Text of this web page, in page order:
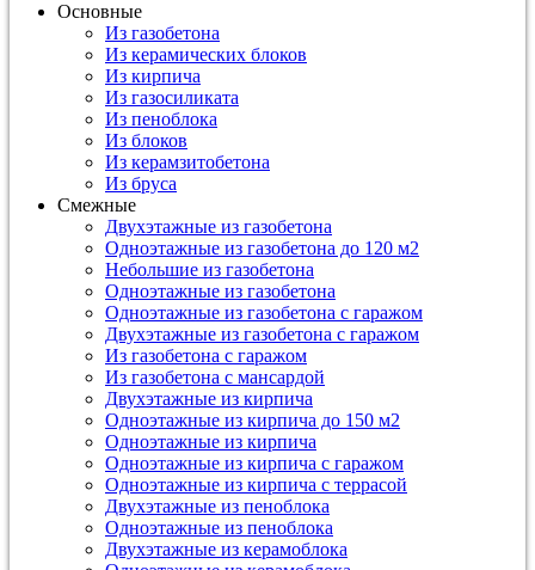
Основные
Из газобетона
Из керамических блоков
Из кирпича
Из газосиликата
Из пеноблока
Из блоков
Из керамзитобетона
Из бруса
Смежные
Двухэтажные из газобетона
Одноэтажные из газобетона до 120 м2
Небольшие из газобетона
Одноэтажные из газобетона
Одноэтажные из газобетона с гаражом
Двухэтажные из газобетона с гаражом
Из газобетона с гаражом
Из газобетона с мансардой
Двухэтажные из кирпича
Одноэтажные из кирпича до 150 м2
Одноэтажные из кирпича
Одноэтажные из кирпича с гаражом
Одноэтажные из кирпича с террасой
Двухэтажные из пеноблока
Одноэтажные из пеноблока
Двухэтажные из керамоблока